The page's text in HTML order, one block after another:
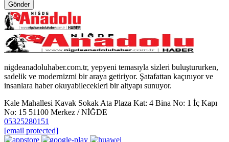
Gönder
nigdeanadoluhaber.com.tr, yepyeni temasıyla sizleri buluştururken,
sadelik ve modernizmi bir araya getiriyor. Şatafattan kaçınıyor ve
insanlara haber okuyabilecekleri bir altyapı sunuyor.
Kale Mahallesi Kavak Sokak Ata Plaza Kat: 4 Bina No: 1 İç Kapı
No: 15 51100 Merkez / NİĞDE
05325280151
[email protected]